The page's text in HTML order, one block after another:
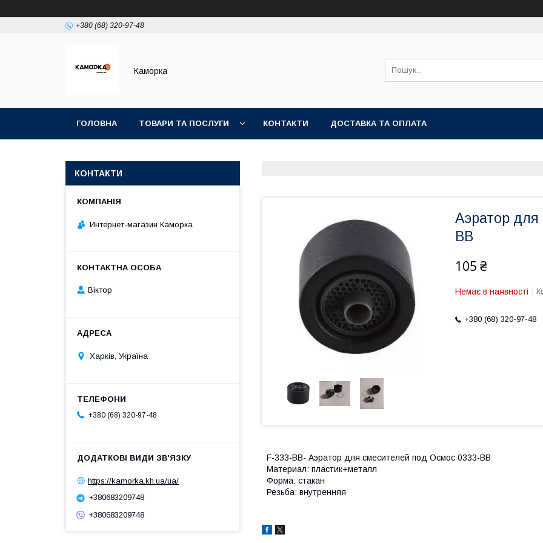
+380 (68) 320-97-48
Каморка
ГОЛОВНА ТОВАРИ ТА ПОСЛУГИ КОНТАКТИ ДОСТАВКА ТА ОПЛАТА
Аэратор для
BB
105 ₴
Немає в наявності
+380 (68) 320-97-48
F-333-BB- Аэратор для смесителей под Осмос 0333-BB
Материал: пластик+металл
Форма: стакан
Резьба: внутренняя
КОНТАКТИ
Интернет-магазин Каморка
Віктор
Харків, Україна
+380 (68) 320-97-48
https://kamorka.kh.ua/ua/
+380683209748
+380683209748